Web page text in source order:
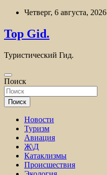
Перейти
содержимому
Четверг, 6 августа, 2026
Top Gid.
Туристический Гид.
Поиск
Поиск
Новости
Туризм
Авиация
Ж\Д
Катаклизмы
Происшествия